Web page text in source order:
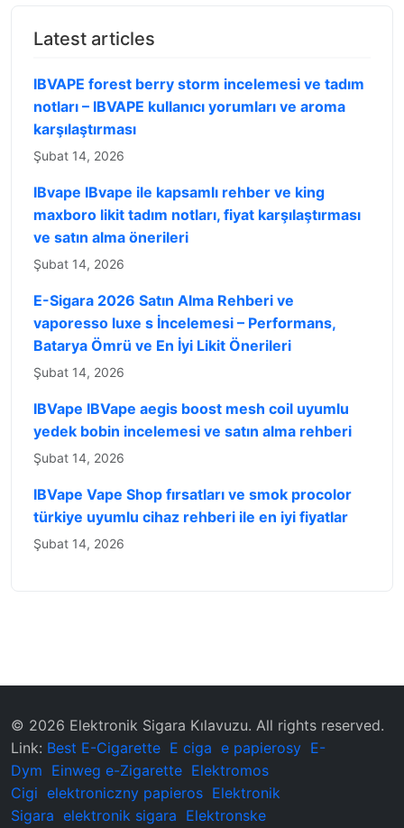
Latest articles
IBVAPE forest berry storm incelemesi ve tadım
notları – IBVAPE kullanıcı yorumları ve aroma
karşılaştırması
Şubat 14, 2026
IBvape IBvape ile kapsamlı rehber ve king
maxboro likit tadım notları, fiyat karşılaştırması
ve satın alma önerileri
Şubat 14, 2026
E-Sigara 2026 Satın Alma Rehberi ve
vaporesso luxe s İncelemesi – Performans,
Batarya Ömrü ve En İyi Likit Önerileri
Şubat 14, 2026
IBVape IBVape aegis boost mesh coil uyumlu
yedek bobin incelemesi ve satın alma rehberi
Şubat 14, 2026
IBVape Vape Shop fırsatları ve smok procolor
türkiye uyumlu cihaz rehberi ile en iyi fiyatlar
Şubat 14, 2026
© 2026 ‌Elektronik Sigara Kılavuzu‌. All rights reserved.
Link: Best E-Cigarette E ciga e papierosy E-
Dym Einweg e-Zigarette Elektromos
Cigi elektroniczny papieros Elektronik
Sigara elektronik sigara Elektronske